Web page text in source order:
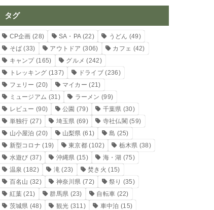
タグ
CP企画 (28) SA・PA(22) うどん (49)
そば (33) アウトドア (306) カフェ (42)
キャンプ(165) グルメ (242)
トレッキング (137) ドライブ (236)
フェリー (20) マイカー (21)
ミュージアム (31) ラーメン (99)
レビュー (90) 公園 (79) 千葉県 (30)
単独行 (27) 埼玉県 (69) 寺社仏閣 (59)
山小屋泊 (20) 山梨県 (61) 島 (25)
新型コロナ (19) 東京都 (102) 栃木県 (38)
水遊び (37) 沖縄県 (15) 海・湖 (75)
温泉 (182) 滝 (23) 焚き火 (15)
百名山 (32) 神奈川県 (72) 祭り (35)
紅葉 (21) 群馬県 (23) 自転車 (22)
茨城県 (48) 観光 (311) 車中泊 (15)